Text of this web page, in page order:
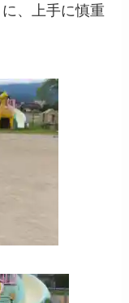
、上手に慎重